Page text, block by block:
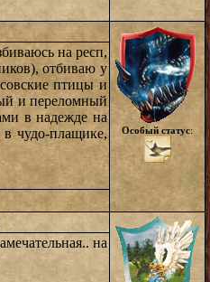
на респ,
отбиваю у
птицы и
и переломный
в надежде на
чудо-плащике,
Особый статус:
на